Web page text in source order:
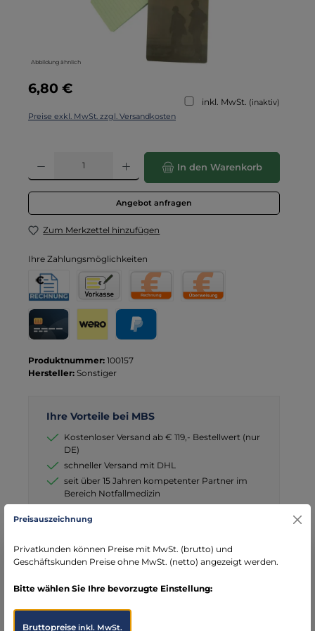
Abbildung ähnlich
Regulärer Preis:
6,80 €
inkl. MwSt. (inaktiv)
Preise exkl. MwSt. zzgl. Versandkosten
Produkt Anzahl: Gib den gewünschten Wert ein oder benutze die
In den Warenkorb
Angebot anfragen
Zum Merkzettel hinzufügen
Ihre Zahlungsmöglichkeiten
Rechnung
Rechnung für Behörden
Vorkasse
Produktnummer: 100157
Hersteller: Sonstiger
Ihre Vorteile bei MBS
Kostenloser Versand ab € 119,- Bestellwert (nur
DE)
schneller Versand mit DHL
seit über 15 Jahren kompetenter Partner im
Bereich Notfallmedizin
ProduktübersichtProduktname: Meldeblock Wasserfest
Klein ProduktbeschreibungDer Meldeblock Wasserfest Klein ist
ein praktisc…
Preisauszeichnung
Privatkunden können Preise mit MwSt. (brutto) und
Geschäftskunden Preise ohne MwSt. (netto) angezeigt werden.
Bitte wählen Sie Ihre bevorzugte Einstellung:
Bruttopreiseinkl. MwSt.